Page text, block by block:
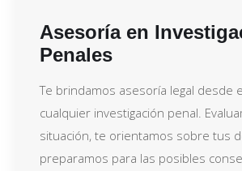
Asesoría en
Penales
Te brindamos asesoría legal desde
cualquier investigación penal.
situación, te orientamos sobre tus
preparamos para las posibles